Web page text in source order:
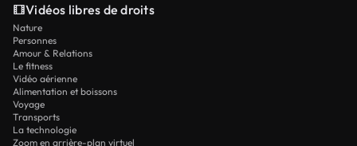
Vidéos libres de droits
Nature
Personnes
Amour & Relations
Le fitness
Vidéo aérienne
Alimentation et boissons
Voyage
Transports
La technologie
Zoom en arrière-plan virtuel